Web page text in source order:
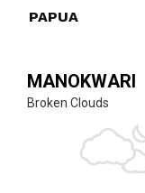
PAPUA
MANOKWARI
Broken Clouds